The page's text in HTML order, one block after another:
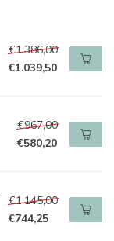
€1.386,00
€1.039,50
€967,00
€580,20
€1.145,00
€744,25